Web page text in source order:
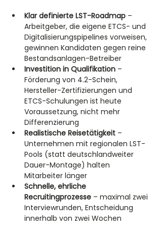
Klar definierte LST-Roadmap –
Arbeitgeber, die eigene ETCS- und
Digitalisierungspipelines vorweisen,
gewinnen Kandidaten gegen reine
Bestandsanlagen-Betreiber
Investition in Qualifikation –
Förderung von 4.2-Schein,
Hersteller-Zertifizierungen und
ETCS-Schulungen ist heute
Voraussetzung, nicht mehr
Differenzierung
Realistische Reisetätigkeit –
Unternehmen mit regionalen LST-
Pools (statt deutschlandweiter
Dauer-Montage) halten
Mitarbeiter länger
Schnelle, ehrliche
Recruitingprozesse – maximal zwei
Interviewrunden, Entscheidung
innerhalb von zwei Wochen